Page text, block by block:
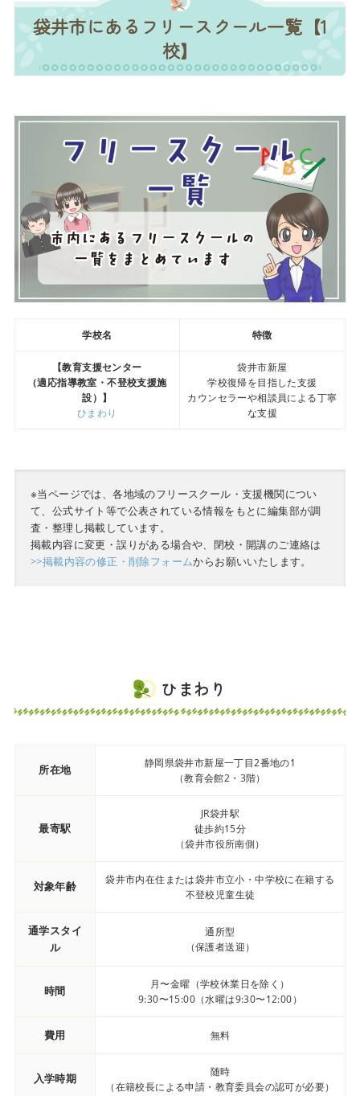
袋井市にあるフリースクール一覧【1
校】
学校名 特徴
【教育支援センター
（適応指導教室・不登校支援施
設）】
ひまわり
袋井市新屋
学校復帰を目指した支援
カウンセラーや相談員による丁寧
な支援
※当ページでは、各地域のフリースクール・支援機関につい
て、公式サイト等で公表されている情報をもとに編集部が調
査・整理し掲載しています。
掲載内容に変更・誤りがある場合や、閉校・開講のご連絡は
>>掲載内容の修正・削除フォームからお願いいたします。
ひまわり
所在地
静岡県袋井市新屋一丁目2番地の1
（教育会館2・3階）
最寄駅
JR袋井駅
徒歩約15分
（袋井市役所南側）
対象年齢
袋井市内在住または袋井市立小・中学校に在籍する
不登校児童生徒
通学スタイ
ル
通所型
（保護者送迎）
時間
月〜金曜（学校休業日を除く）
9:30〜15:00（水曜は9:30〜12:00）
費用 無料
入学時期
随時
（在籍校長による申請・教育委員会の認可が必要）